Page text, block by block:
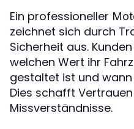
Ein professioneller
zeichnet sich durch
Sicherheit aus.
welchen Wert ihr
gestaltet ist und
Dies schafft
Missverständnisse.